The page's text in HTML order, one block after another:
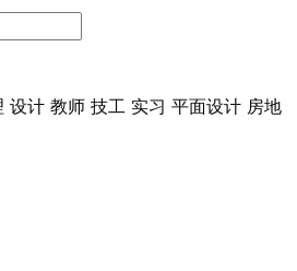
设计 教师 技工 实习 平面设计 房地